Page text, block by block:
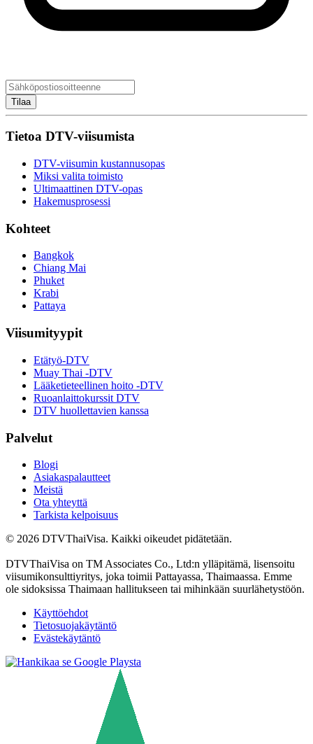
Tilaa
Tietoa DTV-viisumista
DTV-viisumin kustannusopas
Miksi valita toimisto
Ultimaattinen DTV-opas
Hakemusprosessi
Kohteet
Bangkok
Chiang Mai
Phuket
Krabi
Pattaya
Viisumityypit
Etätyö-DTV
Muay Thai -DTV
Lääketieteellinen hoito -DTV
Ruoanlaittokurssit DTV
DTV huollettavien kanssa
Palvelut
Blogi
Asiakaspalautteet
Meistä
Ota yhteyttä
Tarkista kelpoisuus
© 2026 DTVThaiVisa. Kaikki oikeudet pidätetään.
DTVThaiVisa on TM Associates Co., Ltd:n ylläpitämä, lisensoitu
viisumikonsulttiyritys, joka toimii Pattayassa, Thaimaassa. Emme
ole sidoksissa Thaimaan hallitukseen tai mihinkään suurlähetystöön.
Käyttöehdot
Tietosuojakäytäntö
Evästekäytäntö